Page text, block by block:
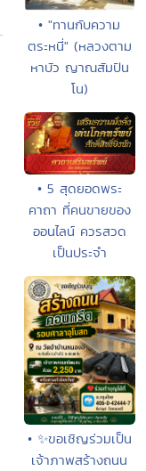
• "ทานกับความ
ตระหนี่" (หลวงตาม
หาบัว ญาณสัมปัน
โน)
• 5 สุดยอดพระ
คาถา ที่คนขายของ
ออนไลน์ ควรสวด
เป็นประจำ
• ✨ขอเชิญร่วมเป็น
เจ้าภาพสร้างถนน